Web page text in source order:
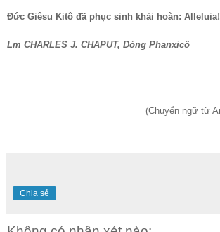
Đức Giêsu Kitô đã phục sinh khải hoàn: Alleluia!
Lm CHARLES J. CHAPUT, Dòng Phanxicô
(Chuyển ngữ từ
Chia sẻ